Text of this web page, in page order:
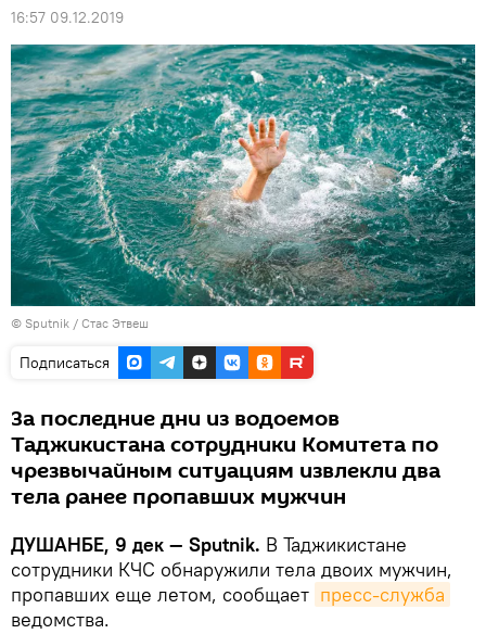
16:57 09.12.2019
© Sputnik / Стас Этвеш
Подписаться
За последние дни из водоемов
Таджикистана сотрудники Комитета по
чрезвычайным ситуациям извлекли два
тела ранее пропавших мужчин
ДУШАНБЕ, 9 дек — Sputnik. В Таджикистане
сотрудники КЧС обнаружили тела двоих мужчин,
пропавших еще летом, сообщает пресс-служба
ведомства.